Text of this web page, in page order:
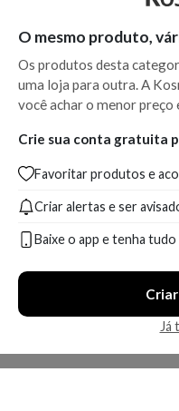
O mesmo produto,
Os produtos desta
uma loja para outra. A
você achar o menor preço
Crie sua conta gratuita
Favoritar produtos e
Criar alertas e ser
Baixe o app e tenha tudo
Já